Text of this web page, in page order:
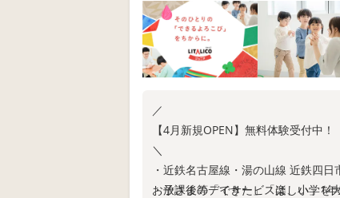
／
【4月新規OPEN】無料体験受付中！
＼
・近鉄名古屋線・湯の山線 近鉄四
・放課後等デイサービスは、小学1
お子さまの「できた」「楽しい」を